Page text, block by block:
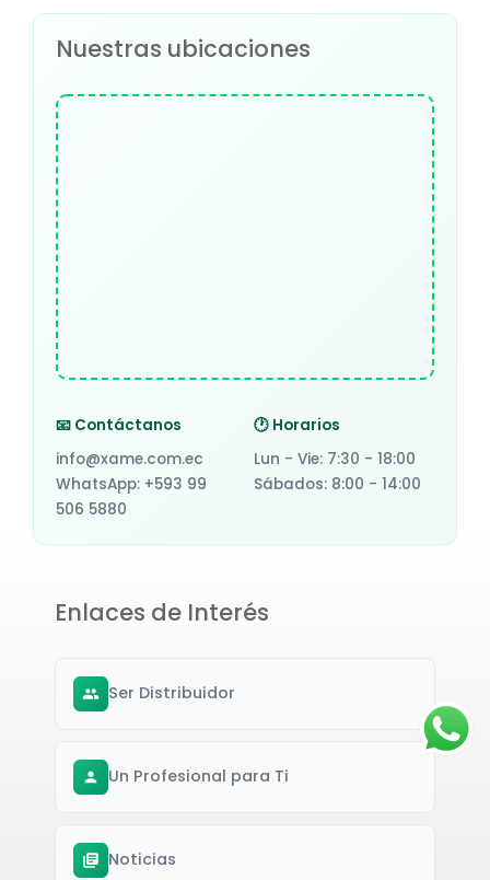
Nuestras ubicaciones
📧 Contáctanos
info@xame.com.ec
WhatsApp: +593 99
506 5880
🕐 Horarios
Lun - Vie: 7:30 - 18:00
Sábados: 8:00 - 14:00
Enlaces de Interés
Ser Distribuidor
Un Profesional para Ti
Noticias